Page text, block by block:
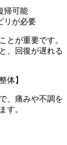
帰可能
リが必要
とが重要です。
、回復が遅れる
体】
、痛みや不調を
す。